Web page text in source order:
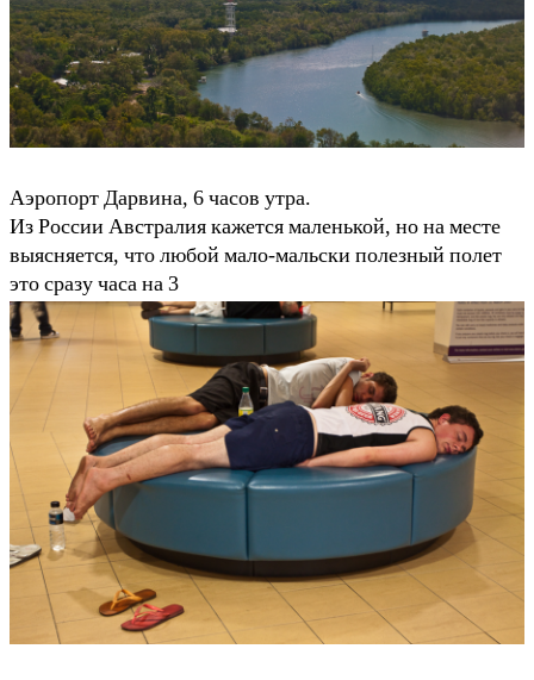
Аэропорт Дарвина, 6 часов утра.
Из России Австралия кажется маленькой, но на месте
выясняется, что любой мало-мальски полезный полет
это сразу часа на 3